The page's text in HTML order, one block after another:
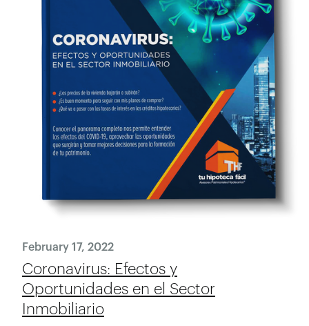
February 17, 2022
Coronavirus: Efectos y
Oportunidades en el Sector
Inmobiliario